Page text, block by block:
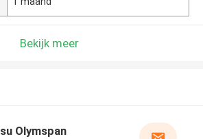
Bekijk meer
Olymspan